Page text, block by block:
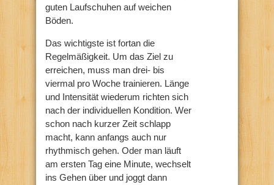
guten Laufschuhen auf weichen
Böden.
Das wichtigste ist fortan die
Regelmäßigkeit. Um das Ziel zu
erreichen, muss man drei- bis
viermal pro Woche trainieren. Länge
und Intensität wiederum richten sich
nach der individuellen Kondition. Wer
schon nach kurzer Zeit schlapp
macht, kann anfangs auch nur
rhythmisch gehen. Oder man läuft
am ersten Tag eine Minute, wechselt
ins Gehen über und joggt dann